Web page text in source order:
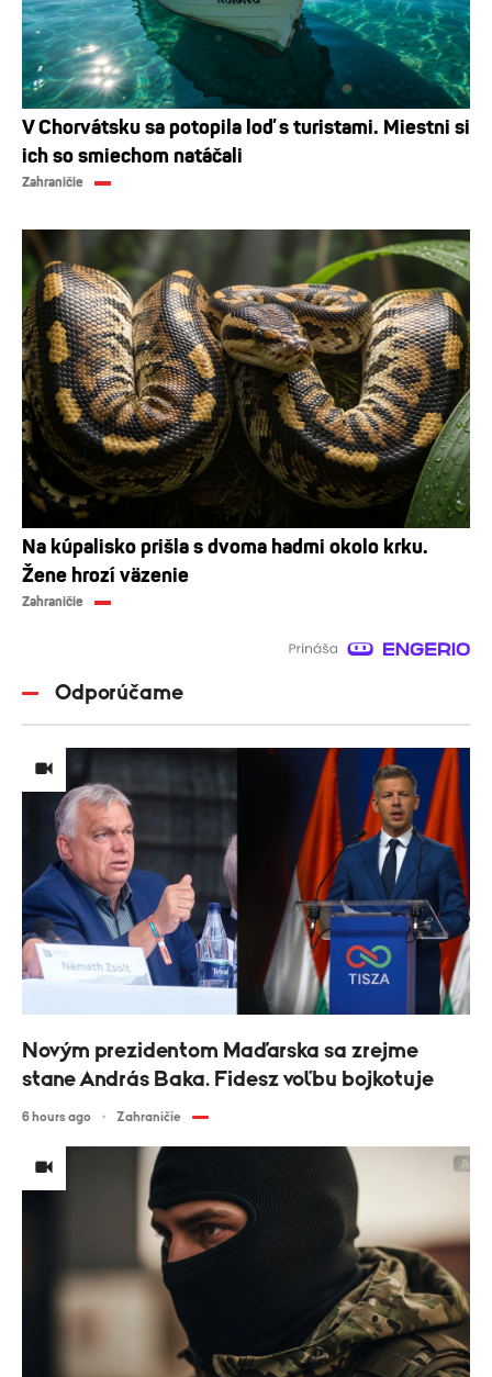
V Chorvátsku sa potopila loď s turistami. Miestni si
ich so smiechom natáčali
Zahraničie
Na kúpalisko prišla s dvoma hadmi okolo krku.
Žene hrozí väzenie
Zahraničie
Odporúčame
Novým prezidentom Maďarska sa zrejme
stane András Baka. Fidesz voľbu bojkotuje
6 hours ago Zahraničie